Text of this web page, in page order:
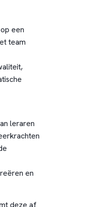
een
team
leraren
en
deze af